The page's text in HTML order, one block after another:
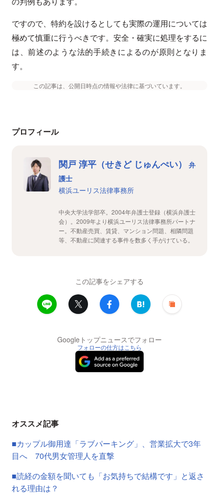
ですので、特約を設けるとしても実際の運用については
極めて慎重に行うべきです。安全・確実に処理をするに
は、前述のような法的手続きによるのが原則となりま
す。
この記事は、公開日時点の情報や法律に基づいています。
プロフィール
関戸 淳平（せきど じゅんぺい）
弁
護士
横浜ユーリス法律事務所
中央大学法学部卒。2004年弁護士登録（横浜弁護士
会）。2009年より横浜ユーリス法律事務所パートナ
ー。不動産売買、賃貸、マンション問題、相隣問題
等、不動産に関連する事件を数多く手がけている。
この記事をシェアする
Googleトップニュースでフォロー
フォローの仕方はこちら
オススメ記事
■カップル御用達「ラブパーキング」、営業拡大で3年
目へ 70代男女管理人を直撃
■読経の金額を聞いても「お気持ちで結構です」と返さ
れる理由は？